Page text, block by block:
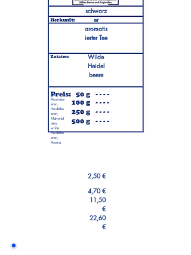
schwarz
er
aromatis
ierter Tee
Wilde
Heidel
beere
Tee,
Aroniabe
eren,
Heidelbe
eren,
Malvenbl
üten,
wilde
Heidelbe
eren,
Aroma
2,50 €
4,70 €
11,50
€
22,60
€